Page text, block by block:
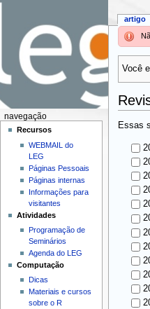
Você
Essas
artigo
navegação
Recursos
WEBMAIL do
LEG
Páginas Pessoais
Páginas internas
Informações para
visitantes
Atividades
Programação de
Seminários
Agenda do LEG
Computação
Dicas
Materiais e cursos
sobre o R